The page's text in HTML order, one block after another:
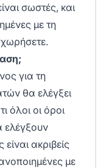
σωστές, και
με τη
για τη
θα ελέγξει
όλοι οι όροι
ελέγξουν
ακριβείς
με